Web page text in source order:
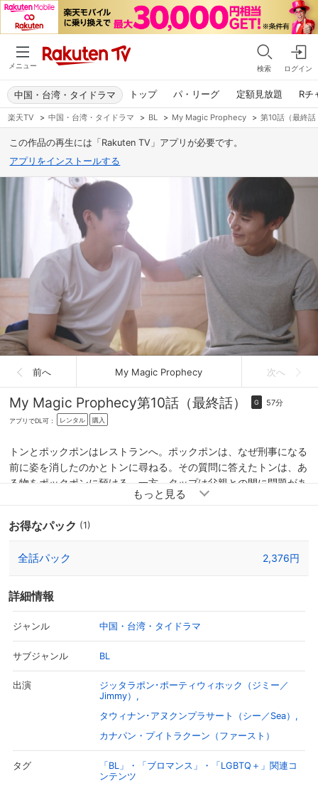
メニュー 検索 ログイン
トップ パ・リーグ 定額見放題 Rチ
中国・台湾・タイドラマ
楽天TV > 中国・台湾・タイドラマ > BL > My Magic Prophecy > 第10話（最終話
この作品の再生には「Rakuten TV」アプリが必要です。
アプリをインストールする
前へ My Magic Prophecy 次へ
My Magic Prophecy第10話（最終話） G 57分
アプリでDL可： レンタル 購入
トンとポックポンはレストランへ。ポックポンは、なぜ刑事になる
前に姿を消したのかとトンに尋ねる。その質問に答えたトンは、あ
る物をポックポンに預ける。一方、タップは父親との間に問題があ
るのかとインに聞かれ、親の期待を背負っていた子供時代の話をす
いて…。
お得なパック (1)
全話パック 2,376円
詳細情報
ジャンル 中国・台湾・タイドラマ
サブジャンル BL
出演
ジッタラポン･ポーティウィホック（ジミー／
Jimmy）
タウィナン･アヌクンプラサート（シー／Sea）
カナパン・プイトラクーン（ファースト）
タグ
「BL」・「ブロマンス」・「LGBTQ＋」関連コ
ンテンツ